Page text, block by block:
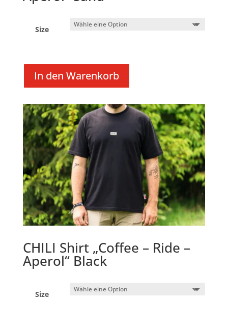
Size
In den Warenkorb
CHILI Shirt „Coffee – Ride –
Aperol“ Black
Size